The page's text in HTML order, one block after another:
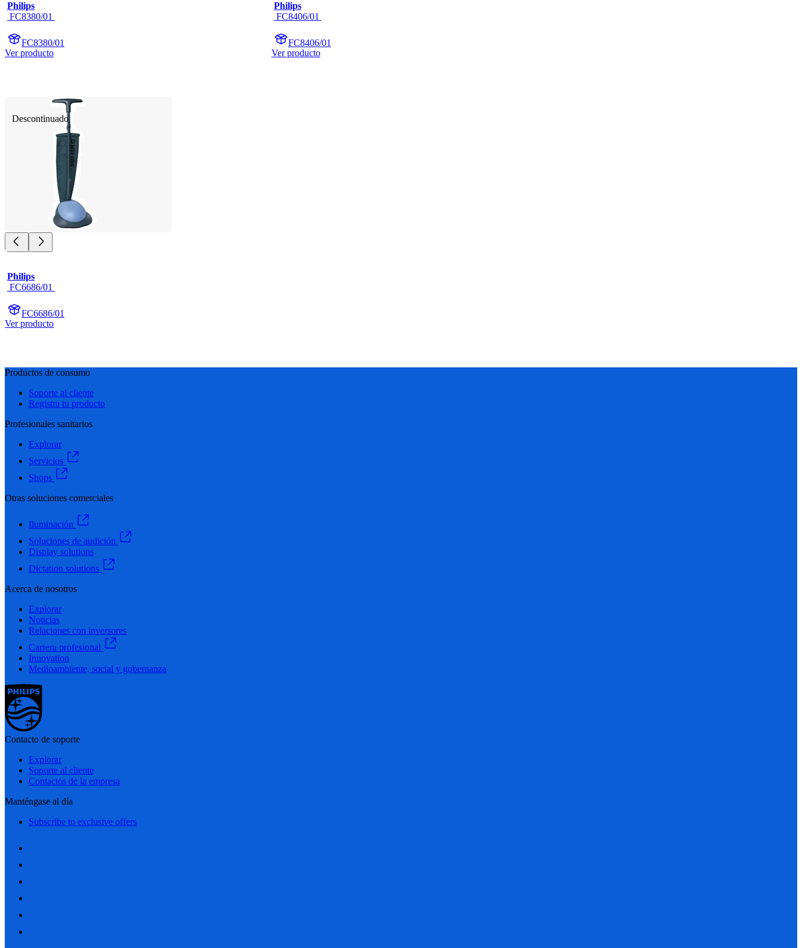
Philips
FC8380/01
FC8380/01
Ver producto
Philips
FC8406/01
FC8406/01
Ver producto
Descontinuado
Philips
FC6686/01
FC6686/01
Ver producto
Productos de consumo
Soporte al cliente
Registra tu producto
Profesionales sanitarios
Explorar
Servicios
Shops
Otras soluciones comerciales
Iluminación
Soluciones de audición
Display solutions
Dictation solutions
Acerca de nosotros
Explorar
Noticias
Relaciones con inversores
Carrera profesional
Innovation
Medioambiente, social y gobernanza
Contacto de soporte
Explorar
Soporte al cliente
Contactos de la empresa
Manténgase al día
Subscribe to exclusive offers